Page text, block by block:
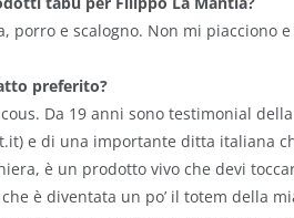
porro e scalogno. Non mi piacciono
preferito?
Da 19 anni sono testimonial
e di una importante ditta italiana
è un prodotto vivo che devi
è diventata un po’ il totem della